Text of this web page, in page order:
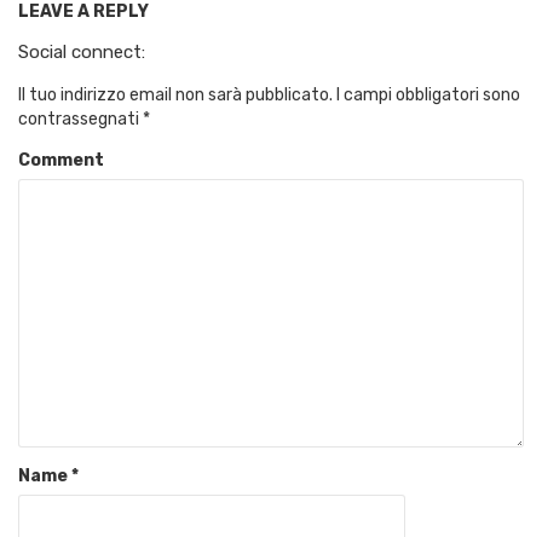
LEAVE A REPLY
Social connect:
Il tuo indirizzo email non sarà pubblicato. I campi obbligatori sono
contrassegnati *
Comment
Name*